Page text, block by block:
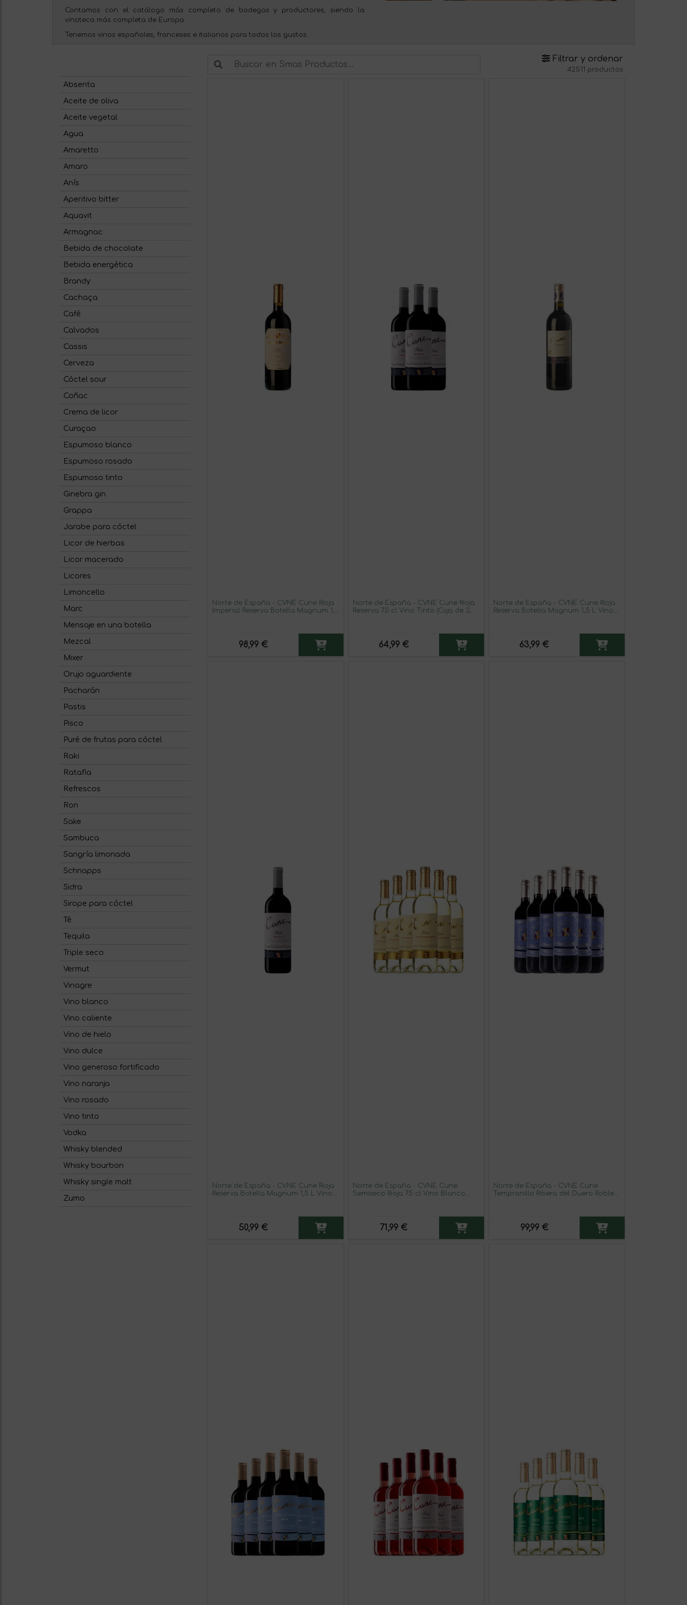
Contamos con el catálogo más completo de bodegas y productores, siendo la
vinoteca más completa de Europa.
Tenemos vinos españoles, franceses e italianos para todos los gustos.
Filtrar y ordenar
42511 productos
Absenta
Aceite de oliva
Aceite vegetal
Agua
Amaretto
Amaro
Anís
Aperitivo bitter
Aquavit
Armagnac
Bebida de chocolate
Bebida energética
Brandy
Cachaça
Café
Calvados
Cassis
Cerveza
Cóctel sour
Coñac
Crema de licor
Curaçao
Espumoso blanco
Espumoso rosado
Espumoso tinto
Ginebra gin
Grappa
Jarabe para cóctel
Licor de hierbas
Licor macerado
Licores
Limoncello
Marc
Mensaje en una botella
Mezcal
Mixer
Orujo aguardiente
Pacharán
Pastis
Pisco
Puré de frutas para cóctel
Raki
Ratafia
Refrescos
Ron
Sake
Sambuca
Sangría limonada
Schnapps
Sidra
Sirope para cóctel
Té
Tequila
Triple seco
Vermut
Vinagre
Vino blanco
Vino caliente
Vino de hielo
Vino dulce
Vino generoso fortificado
Vino naranja
Vino rosado
Vino tinto
Vodka
Whisky blended
Whisky bourbon
Whisky single malt
Zumo
Norte de España - CVNE Cune Rioja
Imperial Reserva Botella Magnum 1,5
98,99 €
Norte de España - CVNE Cune Rioja
Reserva 75 cl Vino Tinto (Caja de 3
64,99 €
Norte de España - CVNE Cune Rioja
Reserva Botella Magnum 1,5 L Vino
63,99 €
Norte de España - CVNE Cune Rioja
Reserva Botella Magnum 1,5 L Vino
50,99 €
Norte de España - CVNE Cune
Semiseco Rioja 75 cl Vino Blanco
71,99 €
Norte de España - CVNE Cune
Tempranillo Ribera del Duero Roble
99,99 €